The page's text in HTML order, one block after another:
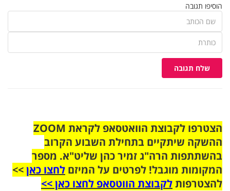
הוסיפו תגובה
שלח תגובה
הצטרפו לקבוצת הוואטסאפ לקראת ZOOM
ההשקה שיתקיים בתחילת השבוע הקרוב
בהשתתפות הרה"ג זמיר כהן שליט"א. מספר
המקומות מוגבל! לפרטים על המיזם לחצו כאן>>
להצטרפותלקבוצת הווטסאפ לחצו כאן >>